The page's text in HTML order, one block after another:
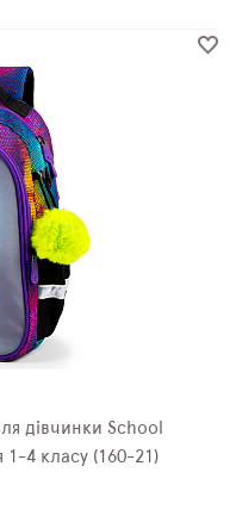
дівчинки School
1-4 класу (160-21)